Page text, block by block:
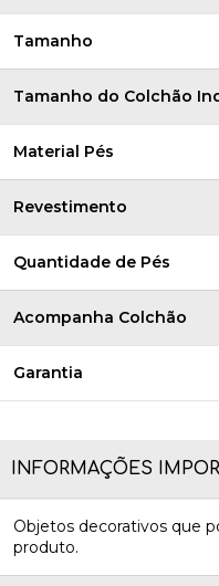
Tamanho
Tamanho do Colchão
Material Pés
Revestimento
Quantidade de Pés
Acompanha Colchão
Garantia
INFORMAÇÕES
Objetos decorativos que
produto.